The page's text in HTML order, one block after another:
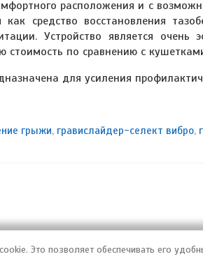
расположения и с
средство восстановления
Устройство является
по сравнению с
для усиления
грыжи, гравислайдер-селект вибро,
материалов без
Это позволяет обеспечивать его